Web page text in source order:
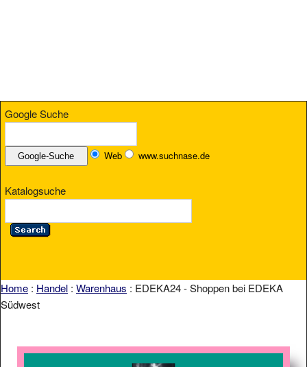
Google Suche
Web www.suchnase.de
Katalogsuche
Home : Handel : Warenhaus : EDEKA24 - Shoppen bei EDEKA
Südwest